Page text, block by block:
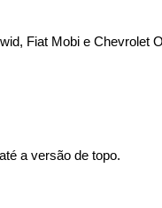
Fiat Mobi e Chevrolet
a versão de topo.